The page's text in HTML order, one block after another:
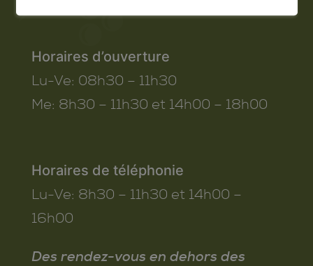
Horaires d’ouverture
Lu-Ve: 08h30 – 11h30
Me: 8h30 – 11h30 et 14h00 – 18h00
Horaires de téléphonie
Lu-Ve: 8h30 – 11h30 et 14h00 –
16h00
Des rendez-vous en dehors des